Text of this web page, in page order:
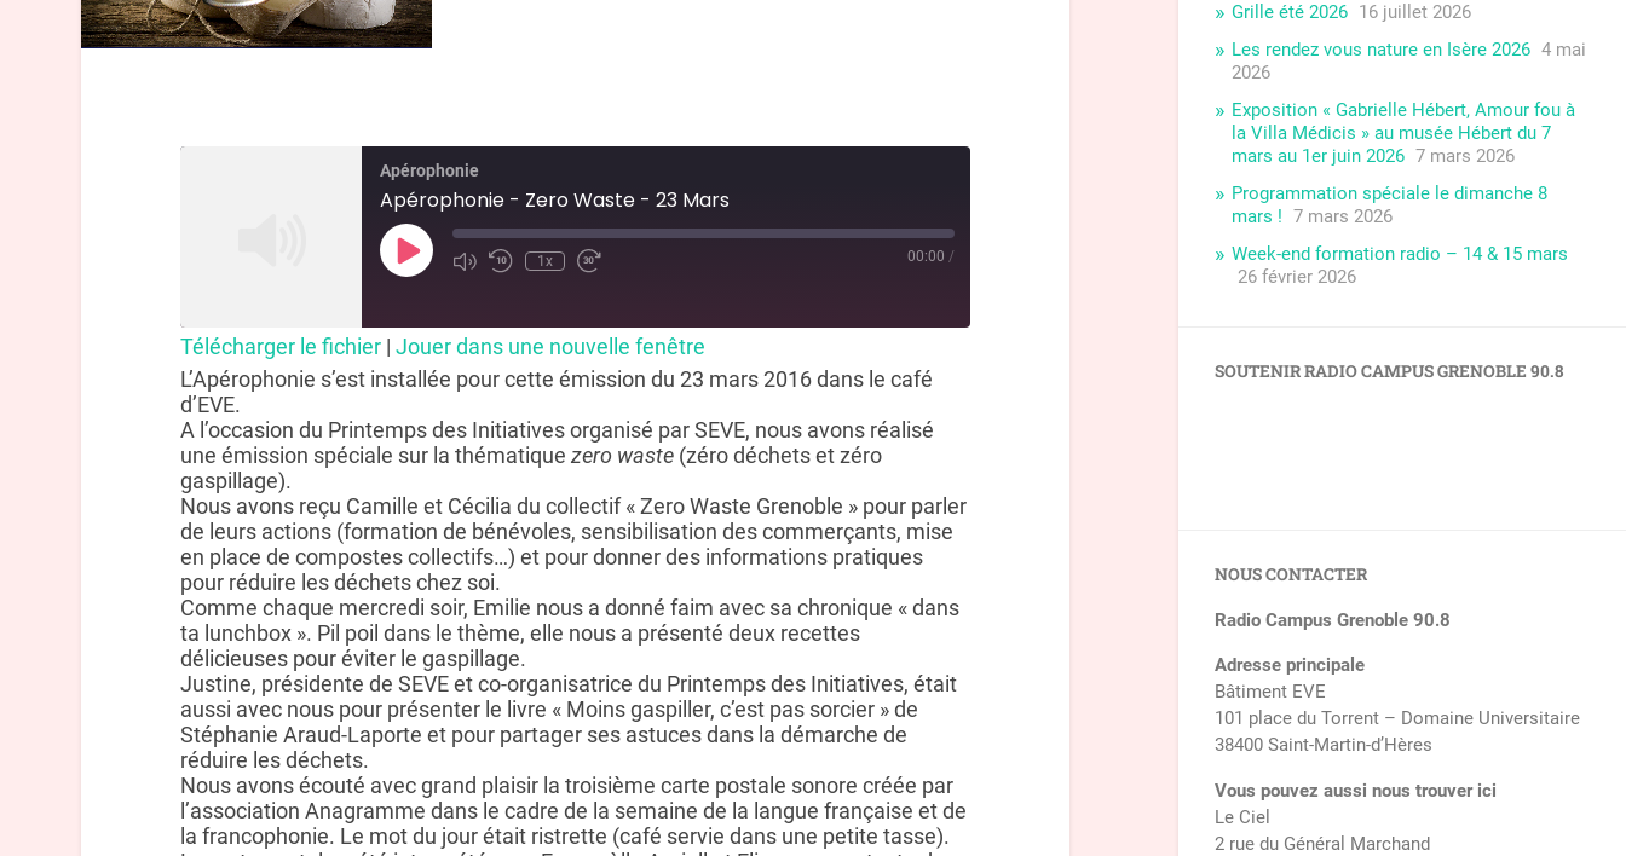
Apérophonie
Apérophonie - Zero Waste - 23 Mars
1x 00:00 /
Télécharger le fichier| Jouer dans une nouvelle fenêtre
L’Apérophonie s’est installée pour cette émission du 23 mars 2016 dans le café
d’EVE.
A l’occasion du Printemps des Initiatives organisé par SEVE, nous avons réalisé
une émission spéciale sur la thématique zero waste (zéro déchets et zéro
gaspillage).
Nous avons reçu Camille et Cécilia du collectif « Zero Waste Grenoble » pour parler
de leurs actions (formation de bénévoles, sensibilisation des commerçants, mise
en place de compostes collectifs…) et pour donner des informations pratiques
pour réduire les déchets chez soi.
Comme chaque mercredi soir, Emilie nous a donné faim avec sa chronique « dans
ta lunchbox ». Pil poil dans le thème, elle nous a présenté deux recettes
délicieuses pour éviter le gaspillage.
Justine, présidente de SEVE et co-organisatrice du Printemps des Initiatives, était
aussi avec nous pour présenter le livre « Moins gaspiller, c’est pas sorcier » de
Stéphanie Araud-Laporte et pour partager ses astuces dans la démarche de
réduire les déchets.
Nous avons écouté avec grand plaisir la troisième carte postale sonore créée par
l’association Anagramme dans le cadre de la semaine de la langue française et de
la francophonie. Le mot du jour était ristrette (café servie dans une petite tasse).
Grille été 2026 16 juillet 2026
Les rendez vous nature en Isère 2026 4 mai
2026
Exposition « Gabrielle Hébert, Amour fou à
la Villa Médicis » au musée Hébert du 7
mars au 1er juin 2026 7 mars 2026
Programmation spéciale le dimanche 8
mars ! 7 mars 2026
Week-end formation radio – 14 & 15 mars
26 février 2026
SOUTENIR RADIO CAMPUS GRENOBLE 90.8
NOUS CONTACTER
Radio Campus Grenoble 90.8
Adresse principale
Bâtiment EVE
101 place du Torrent – Domaine Universitaire
38400 Saint-Martin-d’Hères
Vous pouvez aussi nous trouver ici
Le Ciel
2 rue du Général Marchand